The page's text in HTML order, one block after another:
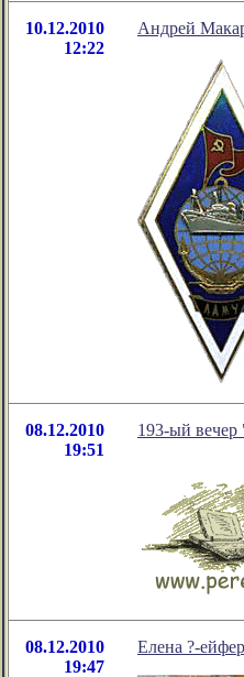
10.12.2010
12:22
Андрей
08.12.2010
19:51
193-ый вечер
08.12.2010
19:47
Елена ?-